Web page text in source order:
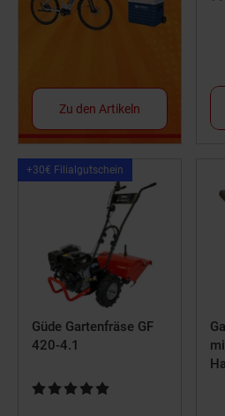
Zu den Artikeln
Güde Gartenfräse GF
420-4.1
Kundenbewertung: 5 von 5 Sternen
+30€ Filialgutschein
Artikel+30€
Filialgutschein